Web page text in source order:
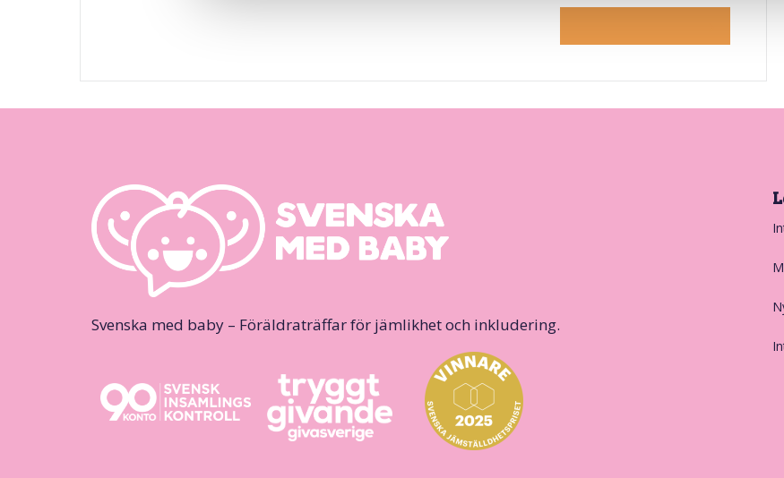
Svenska med baby – Föräldraträffar för jämlikhet och inkludering.